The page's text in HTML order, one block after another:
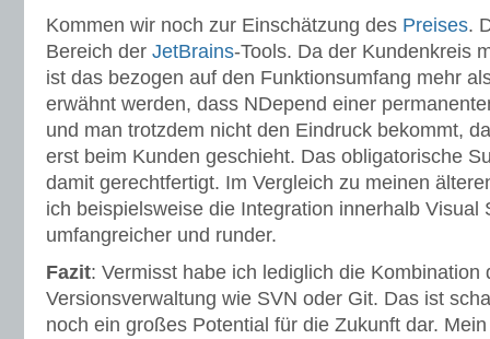
Kommen wir noch zur Einschätzung des Preises.
Bereich der JetBrains-Tools. Da der Kundenkreis
ist das bezogen auf den Funktionsumfang mehr
erwähnt werden, dass NDepend einer
und man trotzdem nicht den Eindruck bekommt,
erst beim Kunden geschieht. Das obligatorische
damit gerechtfertigt. Im Vergleich zu meinen
ich beispielsweise die Integration innerhalb Visual
umfangreicher und runder.
Fazit: Vermisst habe ich lediglich die Kombination
Versionsverwaltung wie SVN oder Git. Das ist
noch ein großes Potential für die Zukunft dar.